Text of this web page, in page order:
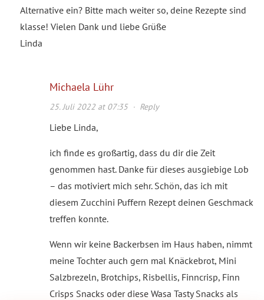
Alternative ein? Bitte mach weiter so, deine Rezepte sind
klasse! Vielen Dank und liebe Grüße
Linda
Michaela Lühr
25. Juli 2022 at 07:35· Reply
Liebe Linda,
ich finde es großartig, dass du dir die Zeit
genommen hast. Danke für dieses ausgiebige Lob
– das motiviert mich sehr. Schön, das ich mit
diesem Zucchini Puffern Rezept deinen Geschmack
treffen konnte.
Wenn wir keine Backerbsen im Haus haben, nimmt
meine Tochter auch gern mal Knäckebrot, Mini
Salzbrezeln, Brotchips, Risbellis, Finncrisp, Finn
Crisps Snacks oder diese Wasa Tasty Snacks als